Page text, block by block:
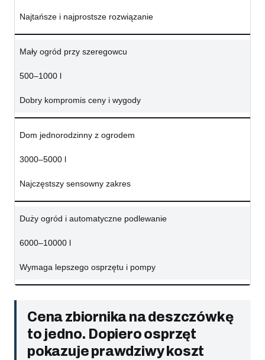
Najtańsze i najprostsze rozwiązanie
Mały ogród przy szeregowcu
500–1000 l
Dobry kompromis ceny i wygody
Dom jednorodzinny z ogrodem
3000–5000 l
Najczęstszy sensowny zakres
Duży ogród i automatyczne podlewanie
6000–10000 l
Wymaga lepszego osprzętu i pompy
Cena zbiornika na deszczówkę
to jedno. Dopiero osprzęt
pokazuje prawdziwy koszt